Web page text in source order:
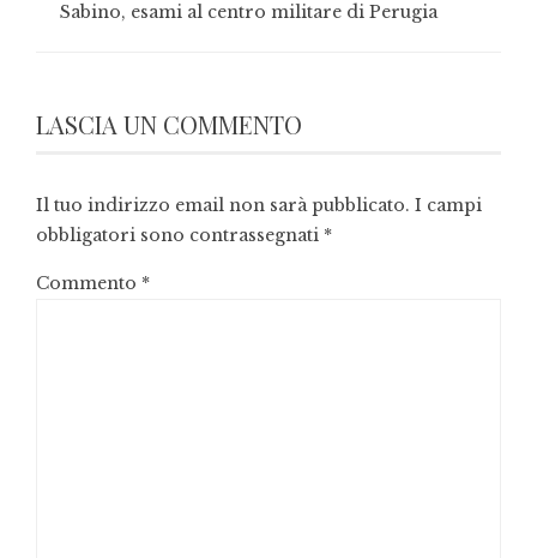
Sabino, esami al centro militare di Perugia
LASCIA UN COMMENTO
Il tuo indirizzo email non sarà pubblicato. I campi
obbligatori sono contrassegnati *
Commento *